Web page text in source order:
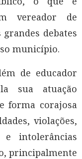
vereador de
debates
município.
de educador
sua atuação
forma corajosa
violações,
e intolerâncias
principalmente